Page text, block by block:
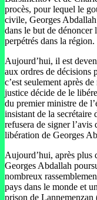
procès, pour lequel le
civile, Georges
dans le but de dénoncer
perpétrés dans la région.
Aujourd’hui, il est
aux ordres de décisions
c’est seulement après
justice décide de le
du premier ministre de
insistant de la
refusera de signer
libération de Georges
Aujourd’hui, après plus
Georges Abdallah
nombreux
pays dans le monde et
prison de Lannemenzan